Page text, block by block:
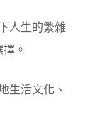
人生的繁雜
。
生活文化、